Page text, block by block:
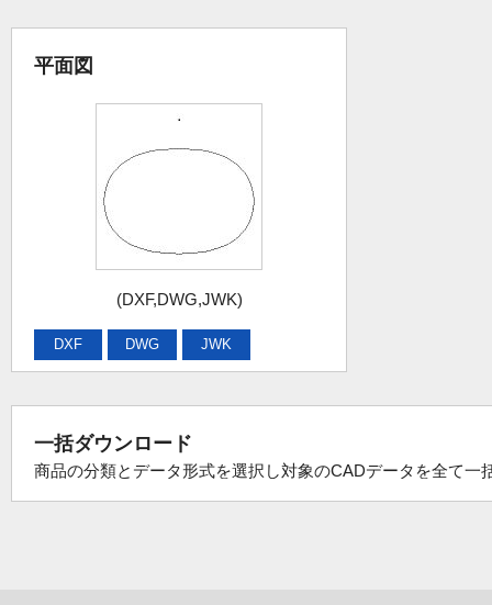
平面図
(DXF,DWG,JWK)
DXF DWG JWK
一括ダウンロード
商品の分類とデータ形式を選択し対象のCADデータを全て一